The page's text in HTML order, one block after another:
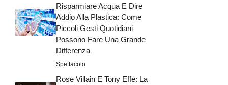
Risparmiare Acqua E Dire
Addio Alla Plastica: Come
Piccoli Gesti Quotidiani
Possono Fare Una Grande
Differenza
Spettacolo
Rose Villain E Tony Effe: La